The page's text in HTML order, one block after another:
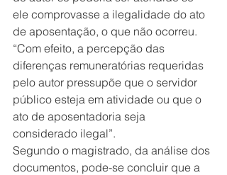
ele comprovasse a ilegalidade do ato
de aposentação, o que não ocorreu.
“Com efeito, a percepção das
diferenças remuneratórias requeridas
pelo autor pressupõe que o servidor
público esteja em atividade ou que o
ato de aposentadoria seja
considerado ilegal”.
Segundo o magistrado, da análise dos
documentos, pode-se concluir que a